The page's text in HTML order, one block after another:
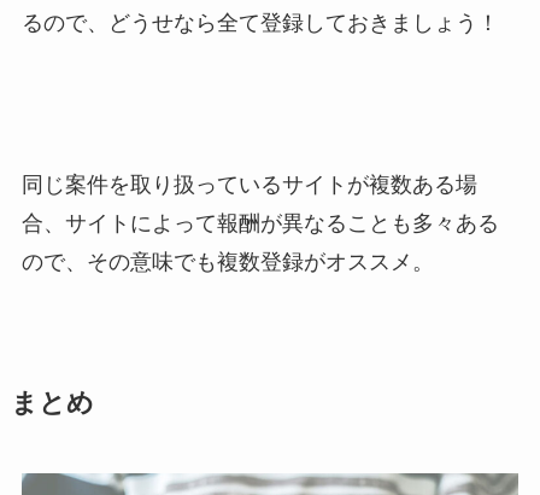
るので、どうせなら全て登録しておきましょう！
同じ案件を取り扱っているサイトが複数ある場
合、サイトによって報酬が異なることも多々ある
ので、その意味でも複数登録がオススメ。
まとめ